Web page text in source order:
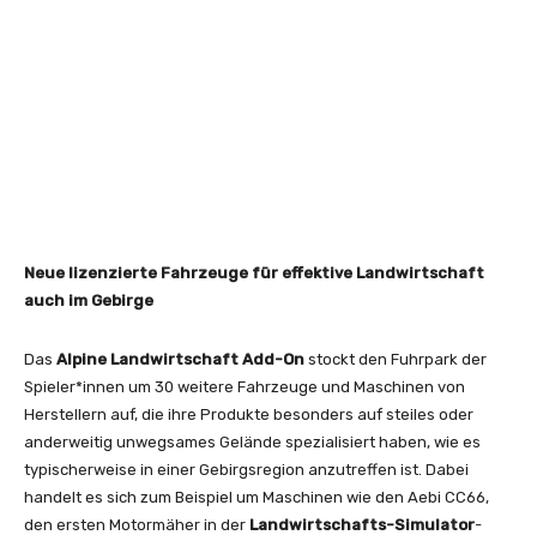
Neue lizenzierte Fahrzeuge für effektive Landwirtschaft
auch im Gebirge
Das Alpine Landwirtschaft Add-On stockt den Fuhrpark der
Spieler*innen um 30 weitere Fahrzeuge und Maschinen von
Herstellern auf, die ihre Produkte besonders auf steiles oder
anderweitig unwegsames Gelände spezialisiert haben, wie es
typischerweise in einer Gebirgsregion anzutreffen ist. Dabei
handelt es sich zum Beispiel um Maschinen wie den Aebi CC66,
den ersten Motormäher in der Landwirtschafts-Simulator-